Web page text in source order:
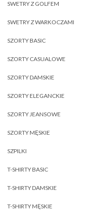
SWETRY Z GOLFEM
SWETRY Z WARKOCZAMI
SZORTY BASIC
SZORTY CASUALOWE
SZORTY DAMSKIE
SZORTY ELEGANCKIE
SZORTY JEANSOWE
SZORTY MĘSKIE
SZPILKI
T-SHIRTY BASIC
T-SHIRTY DAMSKIE
T-SHIRTY MĘSKIE